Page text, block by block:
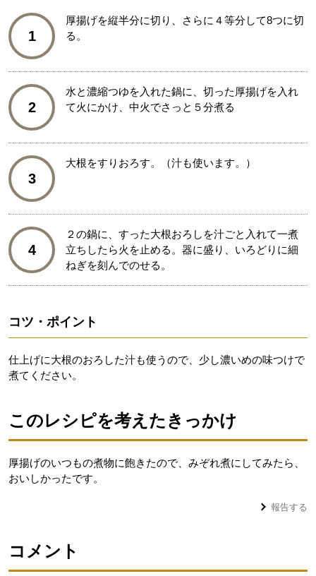
1
厚揚げを縦半分に切り、さらに４等分して8つに切
る。
2
水と濃縮つゆを入れた鍋に、切った厚揚げを入れ
て火にかけ、中火でさっと５分煮る
3
大根をすりおろす。（汁も使います。）
4
２の鍋に、すった大根おろしを汁ごと入れて一煮
立ちしたら火を止める。器に盛り、いろどりに細
ねぎを刻んでのせる。
コツ・ポイント
仕上げに大根のおろした汁も使うので、少し濃いめの味つけで
煮てください。
このレシピを考えたきっかけ
厚揚げのいつもの煮物に飽きたので、みぞれ煮にしてみたら、
おいしかったです。
報告する
コメント